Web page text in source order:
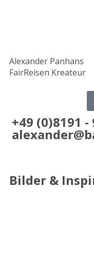
Alexander Panhans
FairReisen Kreateur
+49 (0)8191 -
Bilder &